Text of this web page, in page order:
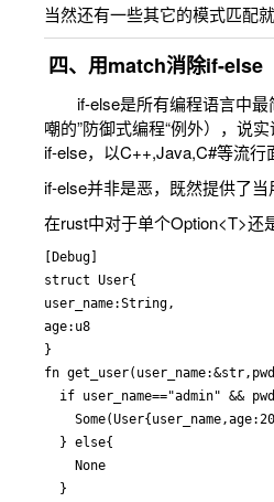
当然还有一些其它的模式匹配
四、用match消除if-else
if-else是所有编程语言中最
嘲的”防御式编程“例外），说
if-else，以C++,Java,C#等流行
if-else并非是恶，既然提供了当
在rust中对于单个Option<T>还
[Debug]
struct User{
user_name:String,
age:u8
}
fn
if user_name=="admin" &&
  } else{
    None
  }